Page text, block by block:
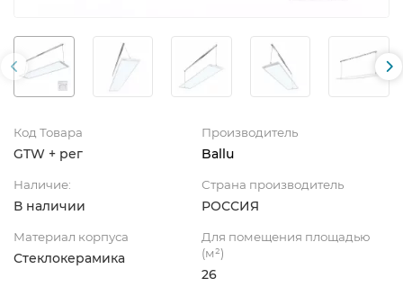
Код Товара
GTW + рег
Производитель
Ballu
Наличие:
В наличии
Страна производитель
РОССИЯ
Материал корпуса
Стеклокерамика
Для помещения площадью
(м²)
26